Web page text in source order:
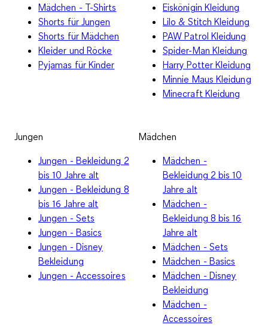
Mädchen - T-Shirts
Shorts für Jungen
Shorts für Mädchen
Kleider und Röcke
Pyjamas für Kinder
Eiskönigin Kleidung
Lilo & Stitch Kleidung
PAW Patrol Kleidung
Spider-Man Kleidung
Harry Potter Kleidung
Minnie Maus Kleidung
Minecraft Kleidung
Jungen
Jungen - Bekleidung 2
bis 10 Jahre alt
Jungen - Bekleidung 8
bis 16 Jahre alt
Jungen - Sets
Jungen - Basics
Jungen - Disney
Bekleidung
Jungen - Accessoires
Mädchen
Mädchen -
Bekleidung 2 bis 10
Jahre alt
Mädchen -
Bekleidung 8 bis 16
Jahre alt
Mädchen - Sets
Mädchen - Basics
Mädchen - Disney
Bekleidung
Mädchen -
Accessoires